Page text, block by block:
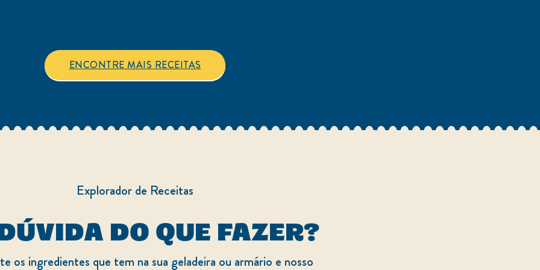
ENCONTRE MAIS RECEITAS
Explorador de Receitas
DO QUE FAZER?
os ingredientes que tem na sua geladeira ou armário e nosso